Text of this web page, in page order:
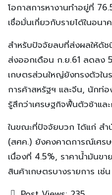
โอกาสการหางานทำอยู่ที่
เชื่อมั่นเกี่ยวกับรายได้ในอน
สำหรับปัจจัยลบที่ส่งผลให้ดั
ส่งออกเดือน ก.ย.61 ลดลง
เกษตรส่วนใหญ่ยังทรงตัวใ
การค้าสหรัฐฯ และจีน, นักท่
รู้สึกว่าเศรษฐกิจฟื้นตัวช้าแล
ในขณะที่ปัจจัยบวก ได้แก่ สำ
(สศค.) ยังคงคาดการณ์เศร
เนื่องที่ 4.5%, ราคาน้ำมันข
สินค้าเกษตรบางรายการ เ